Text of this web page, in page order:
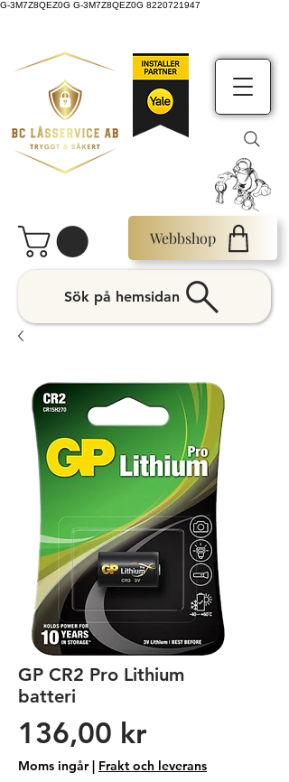
G-3M7Z8QEZ0G G-3M7Z8QEZ0G 8220721947
Webbshop
Sök på hemsidan
GP CR2 Pro Lithium
batteri
136,00 krPris
Moms ingår| Frakt och leverans